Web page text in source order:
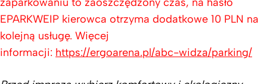
EPARKWEIP kierowca otrzyma dodatkowe 10 PLN na
kolejną usługę. Więcej
informacji: https://ergoarena.pl/abc-widza/parking/